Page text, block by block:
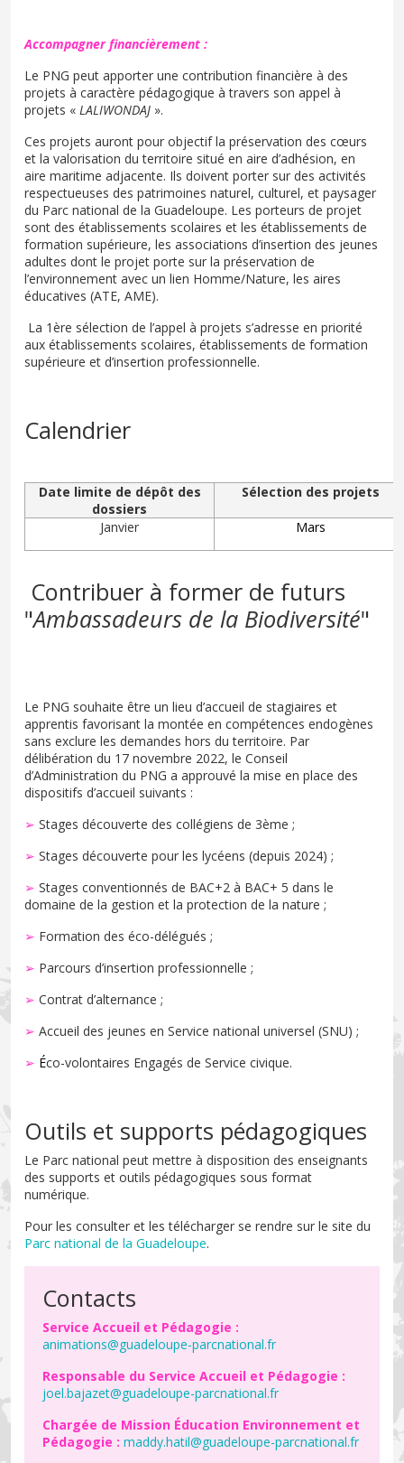
Accompagner financièrement :
Le PNG peut apporter une contribution financière à des
projets à caractère pédagogique à travers son appel à
projets « LALIWONDAJ ».
Ces projets auront pour objectif la préservation des cœurs
et la valorisation du territoire situé en aire d’adhésion, en
aire maritime adjacente. Ils doivent porter sur des activités
respectueuses des patrimoines naturel, culturel, et paysager
du Parc national de la Guadeloupe. Les porteurs de projet
sont des établissements scolaires et les établissements de
formation supérieure, les associations d’insertion des jeunes
adultes dont le projet porte sur la préservation de
l’environnement avec un lien Homme/Nature, les aires
éducatives (ATE, AME).
La 1ère sélection de l’appel à projets s’adresse en priorité
aux établissements scolaires, établissements de formation
supérieure et d’insertion professionnelle.
Calendrier
Date limite de dépôt des
dossiers
Sélection des projets
Janvier Mars
Contribuer à former de futurs
"Ambassadeurs de la Biodiversité"
Le PNG souhaite être un lieu d’accueil de stagiaires et
apprentis favorisant la montée en compétences endogènes
sans exclure les demandes hors du territoire. Par
délibération du 17 novembre 2022, le Conseil
d’Administration du PNG a approuvé la mise en place des
dispositifs d’accueil suivants :
➢ Stages découverte des collégiens de 3ème ;
➢ Stages découverte pour les lycéens (depuis 2024) ;
➢ Stages conventionnés de BAC+2 à BAC+ 5 dans le
domaine de la gestion et la protection de la nature ;
➢ Formation des éco-délégués ;
➢ Parcours d’insertion professionnelle ;
➢ Contrat d’alternance ;
➢ Accueil des jeunes en Service national universel (SNU) ;
➢ Éco-volontaires Engagés de Service civique.
Outils et supports pédagogiques
Le Parc national peut mettre à disposition des enseignants
des supports et outils pédagogiques sous format
numérique.
Pour les consulter et les télécharger se rendre sur le site du
Parc national de la Guadeloupe.
Contacts
Service Accueil et Pédagogie :
animations@guadeloupe-parcnational.fr
Responsable du Service Accueil et Pédagogie :
joel.bajazet@guadeloupe-parcnational.fr
Chargée de Mission Éducation Environnement et
Pédagogie : maddy.hatil@guadeloupe-parcnational.fr